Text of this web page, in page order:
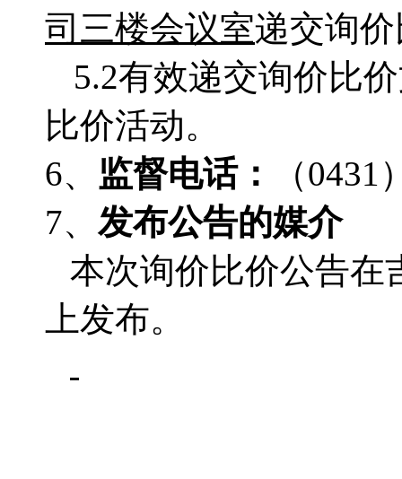
司三楼会议室递交询
5.2有效递交询价比
比价活动。
6、 监督电话： （0431
7、 发布公告的媒介
本次询价比价公告在
上发布。